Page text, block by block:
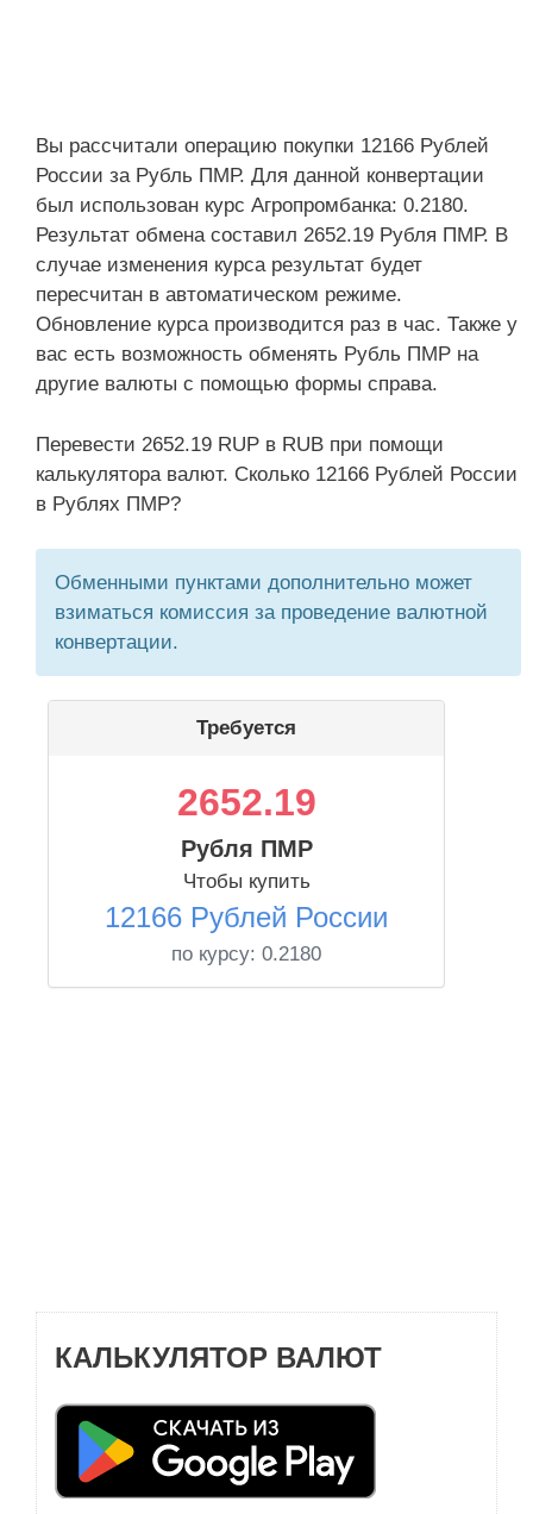
Вы рассчитали операцию покупки 12166 Рублей
России за Рубль ПМР. Для данной конвертации
был использован курс Агропромбанка: 0.2180.
Результат обмена составил 2652.19 Рубля ПМР. В
случае изменения курса результат будет
пересчитан в автоматическом режиме.
Обновление курса производится раз в час. Также у
вас есть возможность обменять Рубль ПМР на
другие валюты с помощью формы справа.
Перевести 2652.19 RUP в RUB при помощи
калькулятора валют. Сколько 12166 Рублей России
в Рублях ПМР?
Обменными пунктами дополнительно может
взиматься комиссия за проведение валютной
конвертации.
Требуется
2652.19
Рубля ПМР
Чтобы купить
12166 Рублей России
по курсу: 0.2180
КАЛЬКУЛЯТОР ВАЛЮТ